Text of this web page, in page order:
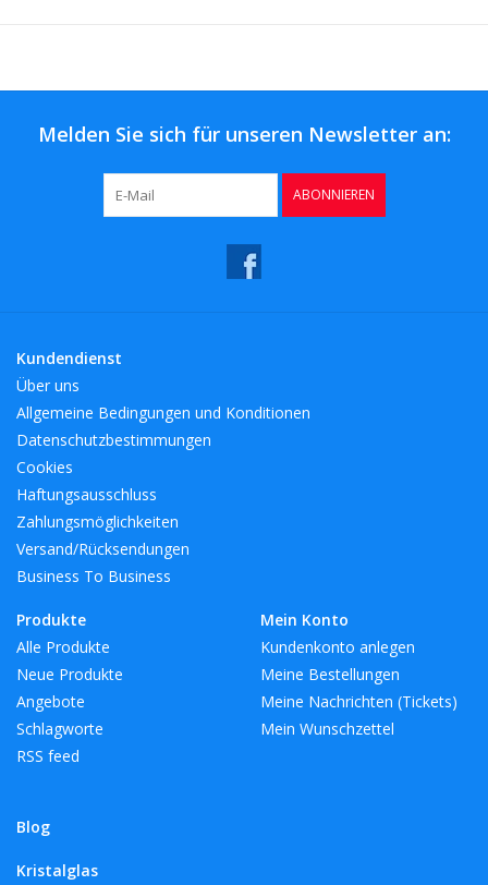
Melden Sie sich für unseren Newsletter an:
ABONNIEREN
Kundendienst
Über uns
Allgemeine Bedingungen und Konditionen
Datenschutzbestimmungen
Cookies
Haftungsausschluss
Zahlungsmöglichkeiten
Versand/Rücksendungen
Business To Business
Produkte
Alle Produkte
Neue Produkte
Angebote
Schlagworte
RSS feed
Blog
Mein Konto
Kundenkonto anlegen
Meine Bestellungen
Meine Nachrichten (Tickets)
Mein Wunschzettel
Kristalglas